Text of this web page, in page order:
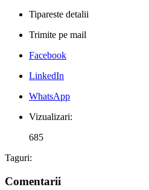
Tipareste detalii
Trimite pe mail
Facebook
LinkedIn
WhatsApp
Vizualizari:
685
Taguri:
Comentarii